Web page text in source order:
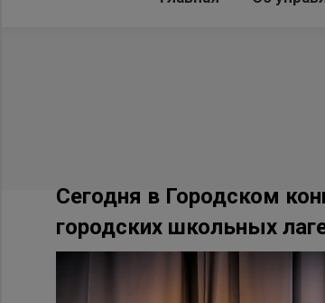
Сегодня в Городском
городских школьных